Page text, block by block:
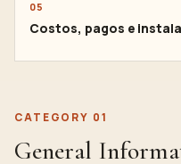
05
Costos, pagos e
CATEGORY 01
General